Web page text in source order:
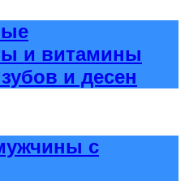
и витамины
и десен
с